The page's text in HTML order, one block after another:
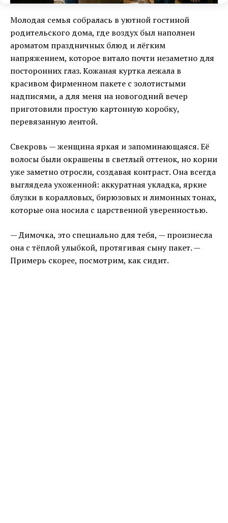
Молодая семья собралась в уютной гостиной
родительского дома, где воздух был наполнен
ароматом праздничных блюд и лёгким
напряжением, которое витало почти незаметно для
посторонних глаз. Кожаная куртка лежала в
красивом фирменном пакете с золотистыми
надписями, а для меня на новогодний вечер
приготовили простую картонную коробку,
перевязанную лентой.
Свекровь — женщина яркая и запоминающаяся. Её
волосы были окрашены в светлый оттенок, но корни
уже заметно отросли, создавая контраст. Она всегда
выглядела ухоженной: аккуратная укладка, яркие
блузки в коралловых, бирюзовых и лимонных тонах,
которые она носила с царственной уверенностью.
— Димочка, это специально для тебя, — произнесла
она с тёплой улыбкой, протягивая сыну пакет. —
Примерь скорее, посмотрим, как сидит.